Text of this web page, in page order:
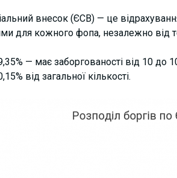
внесок (ЄСВ) — це
для кожного фопа, незалежно від
— має заборгованості від 10
від загальної кількості.